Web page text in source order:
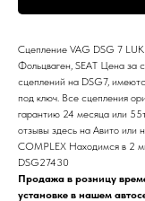
Сцепление VAG DSG 7
Фольцваген, SEAT Цена
сцеплений на DSG7,
под ключ. Все сцепления
гарантию 24 месяца или
отзывы здесь на Авито или
COMPLEX Находимся в 2
DSG27430
Продажа в розницу
установке в нашем